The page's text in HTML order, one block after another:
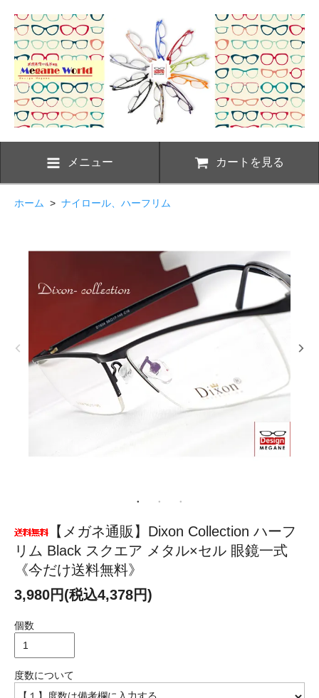
メニュー カートを見る
ホーム > ナイロール、ハーフリム
【メガネ通販】Dixon Collection ハーフ
リム Black スクエア メタル×セル 眼鏡一式
《今だけ送料無料》
3,980円(税込4,378円)
個数
度数について